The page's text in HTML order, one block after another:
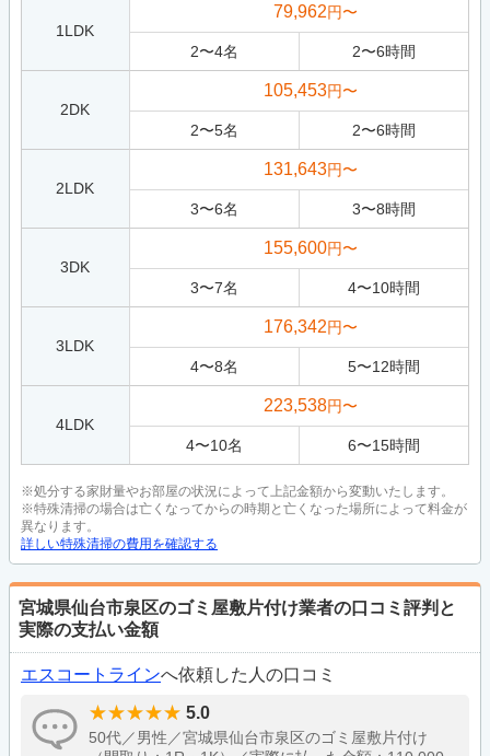
1LDK
79,962円〜
2〜4名 2〜6時間
2DK
105,453円〜
2〜5名 2〜6時間
2LDK
131,643円〜
3〜6名 3〜8時間
3DK
155,600円〜
3〜7名 4〜10時間
3LDK
176,342円〜
4〜8名 5〜12時間
4LDK
223,538円〜
4〜10名 6〜15時間
※処分する家財量やお部屋の状況によって上記金額から変動いたします。
※特殊清掃の場合は亡くなってからの時期と亡くなった場所によって料金が
異なります。
詳しい特殊清掃の費用を確認する
宮城県仙台市泉区のゴミ屋敷片付け業者の口コミ評判と
実際の支払い金額
エスコートラインへ依頼した人の口コミ
5.0
50代／男性／宮城県仙台市泉区のゴミ屋敷片付け